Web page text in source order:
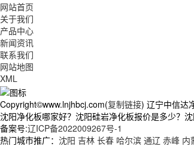
网站首页
关于我们
产品中心
新闻资讯
联系我们
网站地图
XML
Copyright©www.lnjhbcj.com(复制链接) 辽宁中信达
沈阳净化板哪家好？沈阳硅岩净化板报价是多少？
备案号:辽ICP备2022009267号-1
热门城市推广： 沈阳 吉林 长春 哈尔滨 通辽 赤峰 内